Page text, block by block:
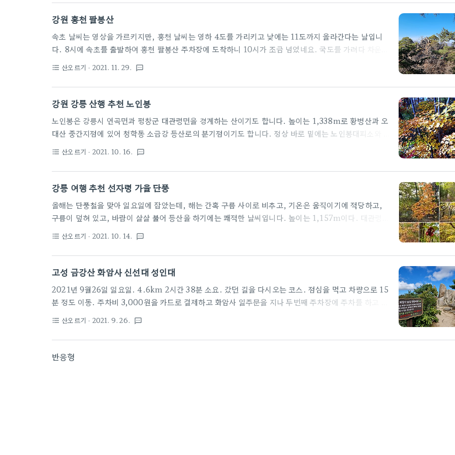
강원 홍천 팔봉산
속초 날씨는 영상을 가르키지만, 홍천 날씨는 영하 4도를 가리키고 낮에는 11도까지 올라간다는 날입니
다. 8시에 속초를 출발하여 홍천 팔봉산 주차장에 도착하니 10시가 조금 넘었네요. 국도를 가려다 차운전
생각보다 30분 가량 더 소요 되었습니다. 서울양양고속도로를 바로 타면 1시간 30분정도 소요됩니다. 주
차장에 도착하여 팔봉산입구에 오니 홍천강에는 살얼음이 얼고 낙엽이 우거진 길에는 서리가 내려 하얗네
요. 자세한 산행기 아래에 링크시켰습니다. 강원도 홍천군 팔봉산 기온은 싸늘하지만 날씨는 맑은 파란 하
format_list_bulleted 산오르기 · 2021. 11. 29. textsms
강원 강릉 산행 추천 노인봉
노인봉은 강릉시 연곡면과 평창군 대관령면을 경계하는 산이기도 합니다. 높이는 1,338m로 황병산과 오
대산 중간지점에 있어 청학동 소금강 등산로의 분기점이기도 합니다. 정상 바로 밑에는 노인봉대피소와 샘
까지는 길이 상당히 가파르무로 주위를 해야합니다. 진고개-노인봉-소금강 분소까지는 약 15km로 7시간
정도 소요됩니다. 월정사-진고개-소금강을 연결하는 도로가 있어 많은 사람들이 방문하기도 합니다. 가을
의 아름다운 자연은 식물들에게는 겨울의 추위를 견디기 위한 고난의 시간에 적응하려는 몸부림에 들어가
어찌 ..
format_list_bulleted 산오르기 · 2021. 10. 16. textsms
강릉 여행 추천 선자령 가을 단풍
올해는 단풍철을 맞아 일요일에 잡았는데, 해는 간혹 구름 사이로 비추고, 기온은 움직이기에 적당하고,
구름이 덮혀 있고, 바람이 살살 불어 등산을 하기에는 쾌적한 날씨입니다. 높이는 1,157m이다. 대관령
'재 령(嶺)'자를 쓴 유래는 알 수 없는데, 옛날 기록에 보면 《산경표》에는 대관산, 《동국여지지도》와 1900
년대에 편찬된 《사탑고적고(寺塔古蹟攷)》에는 보현산이라고 써 있다. 산자락에 있는 보현사(普賢寺)의
기록을 전하는 《태고사법》에는 만월산으로 적혀 있는데, 보현사에서 보면 선자령이 떠오르는 달과 같기 때
format_list_bulleted 산오르기 · 2021. 10. 14. textsms
고성 금강산 화암사 신선대 성인대
2021년 9월26일 일요일. 4.6km 2시간 38분 소요. 갔던 길을 다시오는 코스. 점심을 먹고 차량으로 15
분 정도 이동. 주차비 3,000원을 카드로 결제하고 화암사 일주문을 지나 두번째 주차장에 주차를 하고 산
로 격상합니다. 이 곳 주차장에 와보니, 승용차나 suv차들이 가족단위로 대부분 많이 왔지만, 요즘에 흔치
않은 관광버스도 와 있네요. 날씨가 움직이기 딱 좋은 곳이네요. 코로나로 인해 주춤거리며 운동하기 힘들
지만, 산행은 외부에서 충분한 거리두기를 유지하며, 건강을 유지하기 좋은 운동인 것 같습니다. 그래도
format_list_bulleted 산오르기 · 2021. 9. 26. textsms
반응형